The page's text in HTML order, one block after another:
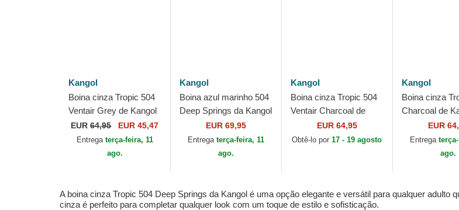
Kangol
Boina cinza Tropic 504
Ventair Grey de Kangol
EUR64,95 EUR 45,47
Entrega terça-feira, 11
ago.
Kangol
Boina azul marinho 504
Deep Springs da Kangol
EUR 69,95
Entrega terça-feira, 11
ago.
Kangol
Boina cinza Tropic 504
Ventair Charcoal de
EUR 64,95
Obtê-lo por17 - 19 agosto
Kangol
Boina cinza
Charcoal de
EUR
Entrega
ago.
A boina cinza Tropic 504 Deep Springs da Kangol é uma opção elegante e versátil para qualquer
cinza é perfeito para completar qualquer look com um toque de estilo e sofisticação.